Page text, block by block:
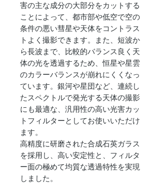
害の主な成分の大部分をカットする
ことによって、都市部や低空で空の
条件の悪い彗星や天体をコントラス
トよく撮影できます。また、短波か
ら長波まで、比較的バランス良く天
体の光を透過するため、恒星や星雲
のカラーバランスが崩れにくくなっ
ています。銀河や星団など、連続し
たスペクトルで発光する天体の撮影
にも最適な、汎用性の高い光害カッ
トフィルターとしてお使いいただけ
ます。
高精度に研磨された合成石英ガラス
を採用し、高い安定性と、フィルタ
ー面の極めて均質な透過特性を実現
しました。